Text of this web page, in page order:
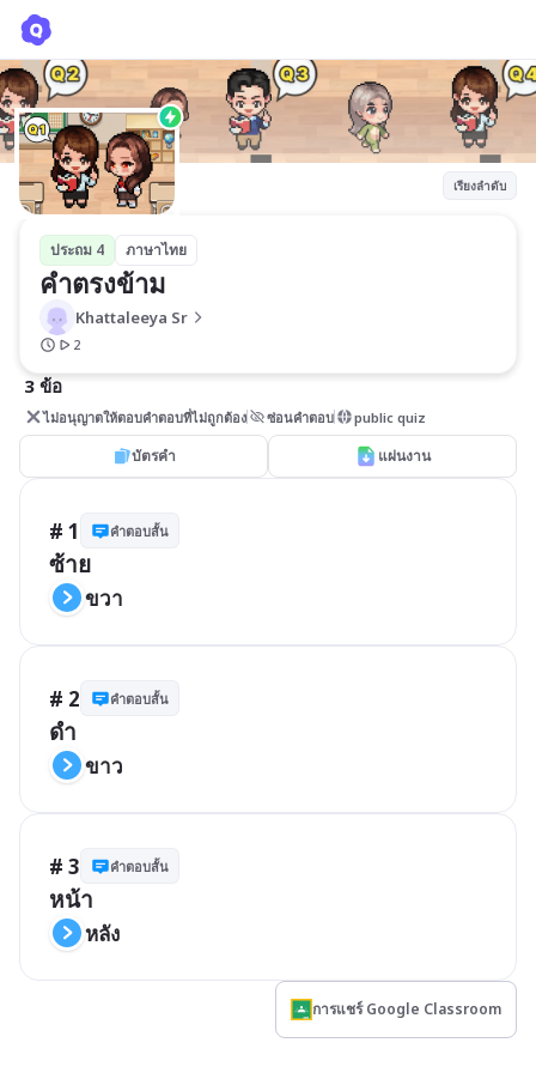
เรียงลำดับ
ประถม 4 ภาษาไทย
คำตรงข้าม
Khattaleeya Sr
2
3 ข้อ
ไม่อนุญาตให้ตอบคำตอบที่ไม่ถูกต้อง ซ่อนคำตอบ public quiz
บัตรคำ แผ่นงาน
# 1 คำตอบสั้น
ซ้าย
ขวา
# 2 คำตอบสั้น
ดำ
ขาว
# 3 คำตอบสั้น
หน้า
หลัง
การแชร์ Google Classroom